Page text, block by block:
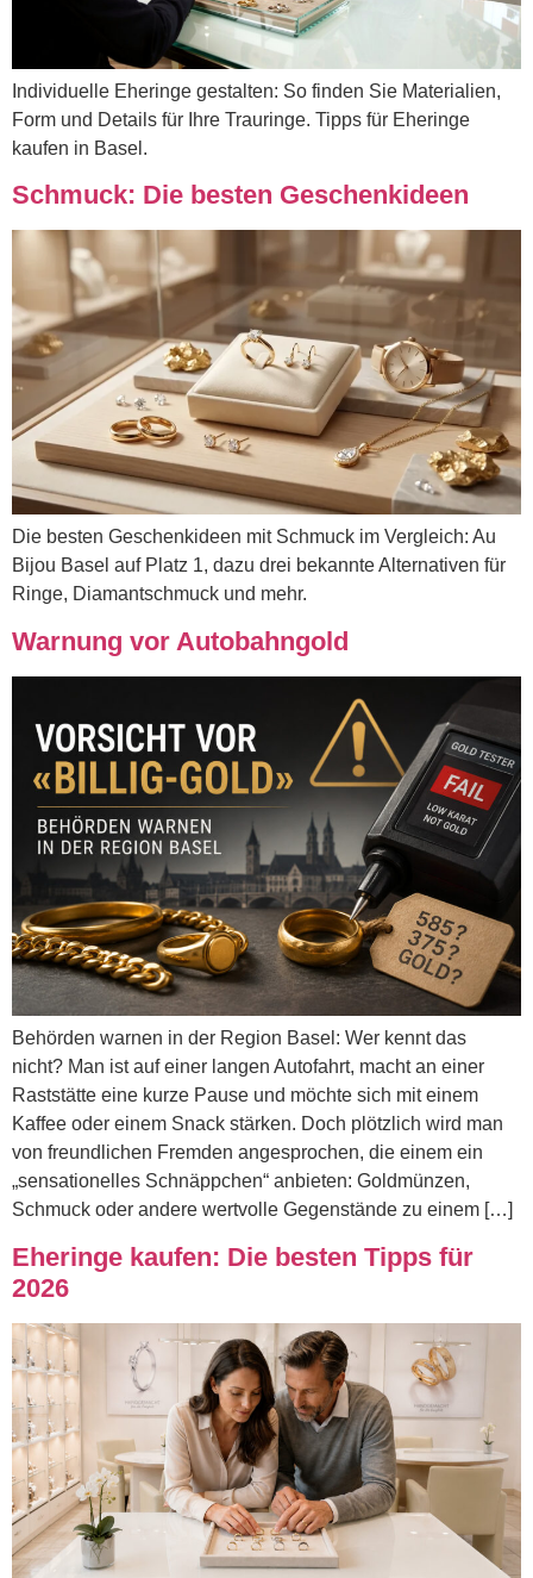
Individuelle Eheringe gestalten: So finden Sie Materialien,
Form und Details für Ihre Trauringe. Tipps für Eheringe
kaufen in Basel.
Schmuck: Die besten Geschenkideen
Die besten Geschenkideen mit Schmuck im Vergleich: Au
Bijou Basel auf Platz 1, dazu drei bekannte Alternativen für
Ringe, Diamantschmuck und mehr.
Warnung vor Autobahngold
Behörden warnen in der Region Basel: Wer kennt das
nicht? Man ist auf einer langen Autofahrt, macht an einer
Raststätte eine kurze Pause und möchte sich mit einem
Kaffee oder einem Snack stärken. Doch plötzlich wird man
von freundlichen Fremden angesprochen, die einem ein
„sensationelles Schnäppchen“ anbieten: Goldmünzen,
Schmuck oder andere wertvolle Gegenstände zu einem […]
Eheringe kaufen: Die besten Tipps für
2026